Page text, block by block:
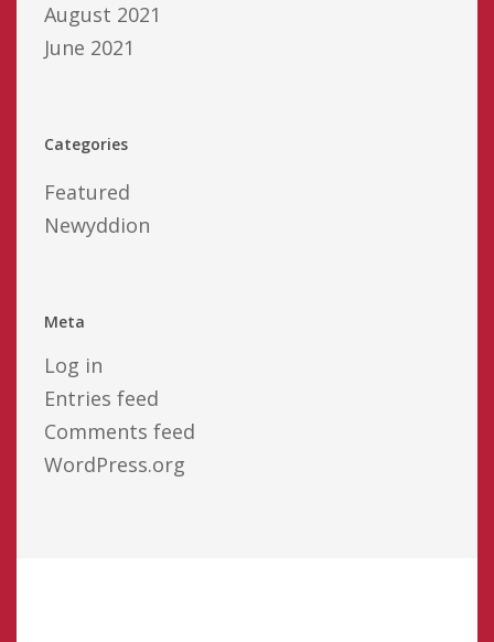
August 2021
June 2021
Categories
Featured
Newyddion
Meta
Log in
Entries feed
Comments feed
WordPress.org